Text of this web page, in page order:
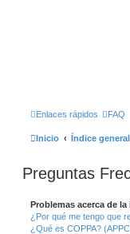
Enlaces rápidos FAQ
Inicio Índice general
Preguntas
Problemas acerca de
¿Por qué me tengo que
¿Qué es COPPA?